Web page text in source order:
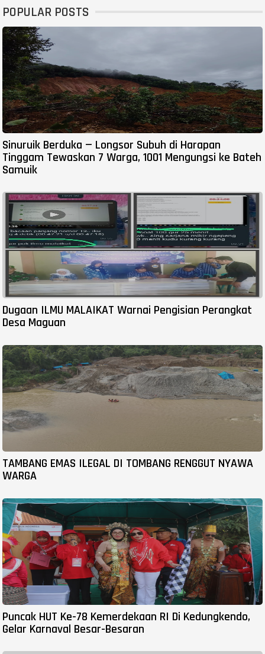
POPULAR POSTS
Sinuruik Berduka — Longsor Subuh di Harapan
Tinggam Tewaskan 7 Warga, 1001 Mengungsi ke Bateh
Samuik
Dugaan ILMU MALAIKAT Warnai Pengisian Perangkat
Desa Maguan
TAMBANG EMAS ILEGAL DI TOMBANG RENGGUT NYAWA
WARGA
Puncak HUT Ke-78 Kemerdekaan RI Di Kedungkendo,
Gelar Karnaval Besar-Besaran